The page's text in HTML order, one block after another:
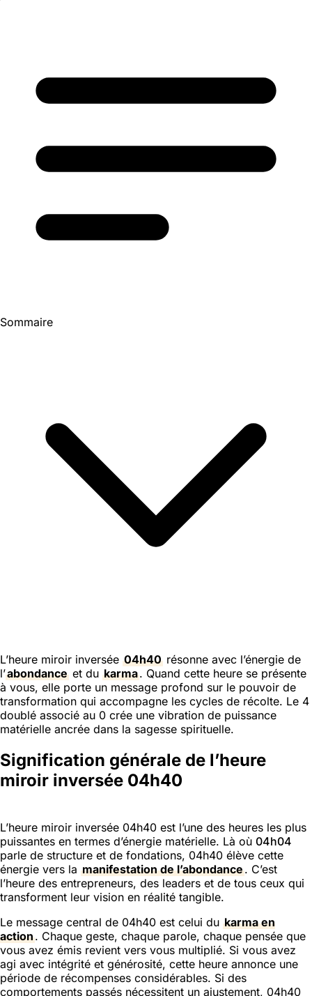
Sommaire
L’heure miroir inversée 04h40 résonne avec l’énergie de
l’abondance et du karma. Quand cette heure se présente
à vous, elle porte un message profond sur le pouvoir de
transformation qui accompagne les cycles de récolte. Le 4
doublé associé au 0 crée une vibration de puissance
matérielle ancrée dans la sagesse spirituelle.
Signification générale de l’heure
miroir inversée 04h40
L’heure miroir inversée 04h40 est l’une des heures les plus
puissantes en termes d’énergie matérielle. Là où 04h04
parle de structure et de fondations, 04h40 élève cette
énergie vers la manifestation de l’abondance. C’est
l’heure des entrepreneurs, des leaders et de tous ceux qui
transforment leur vision en réalité tangible.
Le message central de 04h40 est celui du karma en
action. Chaque geste, chaque parole, chaque pensée que
vous avez émis revient vers vous multiplié. Si vous avez
agi avec intégrité et générosité, cette heure annonce une
période de récompenses considérables. Si des
comportements passés nécessitent un ajustement, 04h40